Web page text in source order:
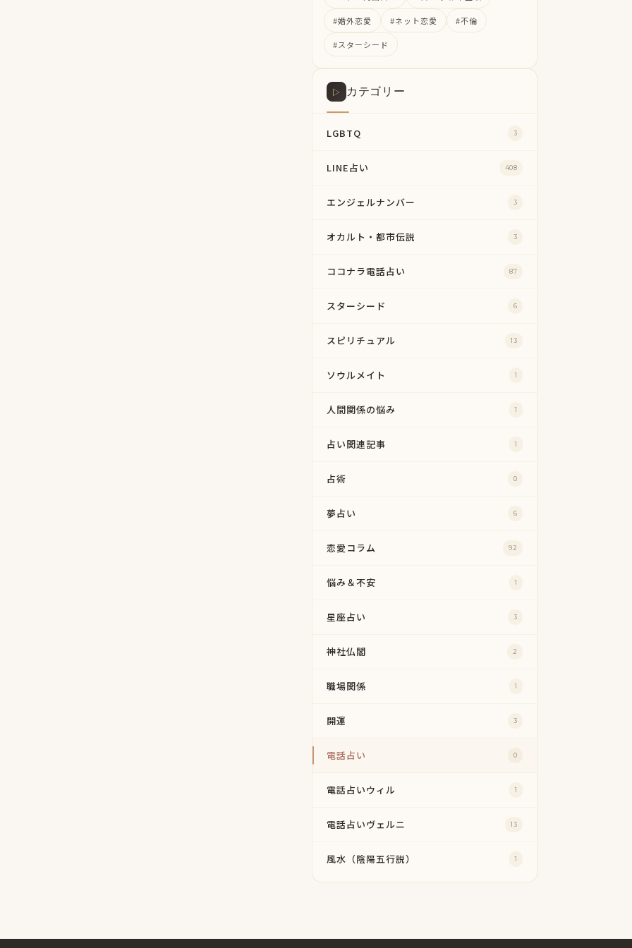
#婚外恋愛 #ネット恋愛 #不倫
#スターシード
▷ カテゴリー
LGBTQ 3
LINE占い 408
エンジェルナンバー 3
オカルト・都市伝説 3
ココナラ電話占い 87
スターシード 6
スピリチュアル 13
ソウルメイト 1
人間関係の悩み 1
占い関連記事 1
占術 0
夢占い 6
恋愛コラム 92
悩み＆不安 1
星座占い 3
神社仏閣 2
職場関係 1
開運 3
電話占い 0
電話占いウィル 1
電話占いヴェルニ 13
風水（陰陽五行説） 1